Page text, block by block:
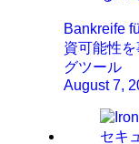
Bankreife
資可能性
グツール
August 7,